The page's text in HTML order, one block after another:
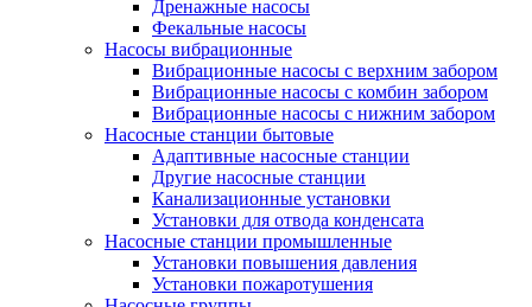
Дренажные насосы
Фекальные насосы
Насосы вибрационные
Вибрационные насосы с верхним забором
Вибрационные насосы с комбин забором
Вибрационные насосы с нижним забором
Насосные станции бытовые
Адаптивные насосные станции
Другие насосные станции
Канализационные установки
Установки для отвода конденсата
Насосные станции промышленные
Установки повышения давления
Установки пожаротушения